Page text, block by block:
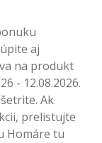
aj
na produkt
- 12.08.2026.
Ak
prelistujte
Homáre tu